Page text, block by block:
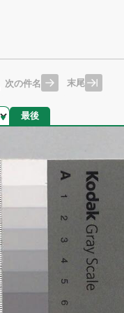
次の件名 末尾
最後